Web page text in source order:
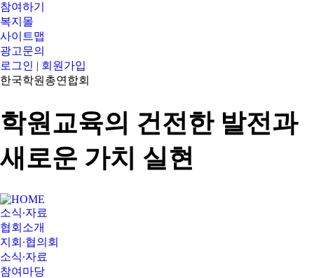
참여하기
복지몰
사이트맵
광고문의
로그인 | 회원가입
한국학원총연합회
학원교육의 건전한 발전과
새로운 가치 실현
소식∙자료
협회소개
지회∙협의회
소식∙자료
참여마당